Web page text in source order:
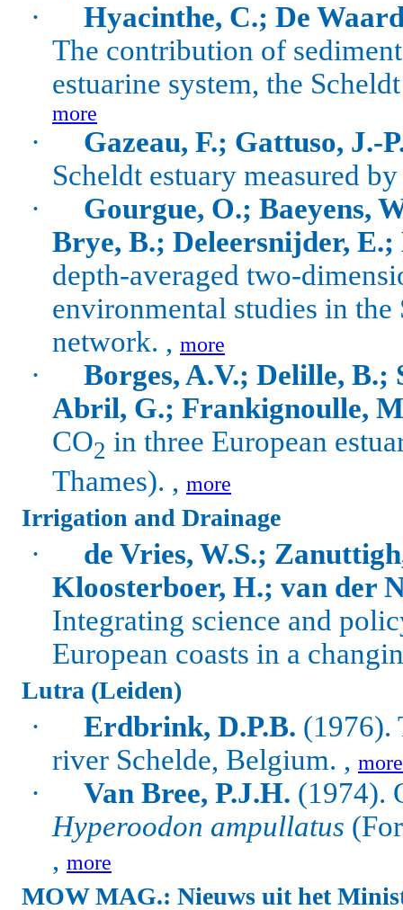
·
Hyacinthe, C.; De
The contribution of
estuarine system, the
more
·
Gazeau, F.; Gattuso, J.-
Scheldt estuary measured
·
Gourgue, O.; Baeyens,
Brye, B.; Deleersnijder,
depth-averaged two-
environmental studies in
network. , more
·
Borges, A.V.; Delille, B.;
Abril, G.; Frankignoulle,
CO2 in three European
Thames). , more
Irrigation and Drainage
·
de Vries, W.S.;
Kloosterboer, H.; van der
Integrating science and
European coasts in a
Lutra (Leiden)
· Erdbrink, D.P.B. (1976).
river Schelde, Belgium. , more
· Van Bree, P.J.H. (1974).
Hyperoodon ampullatus
, more
MOW MAG.: Nieuws uit het